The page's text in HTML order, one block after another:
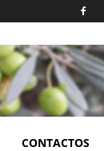
CONTACTOS